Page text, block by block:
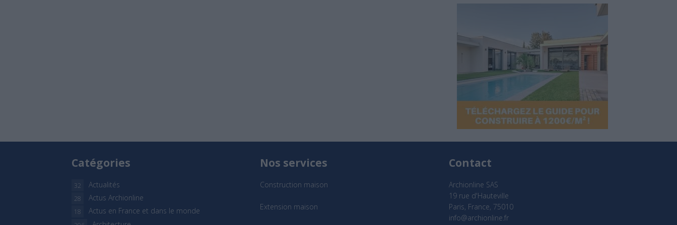
Catégories
Actualités
32
Actus Archionline
28
Actus en France et dans le monde
18
Nos services
Construction maison
Extension maison
Contact
Archionline SAS
19 rue d'Hauteville
Paris, France, 75010
info@archionline.fr